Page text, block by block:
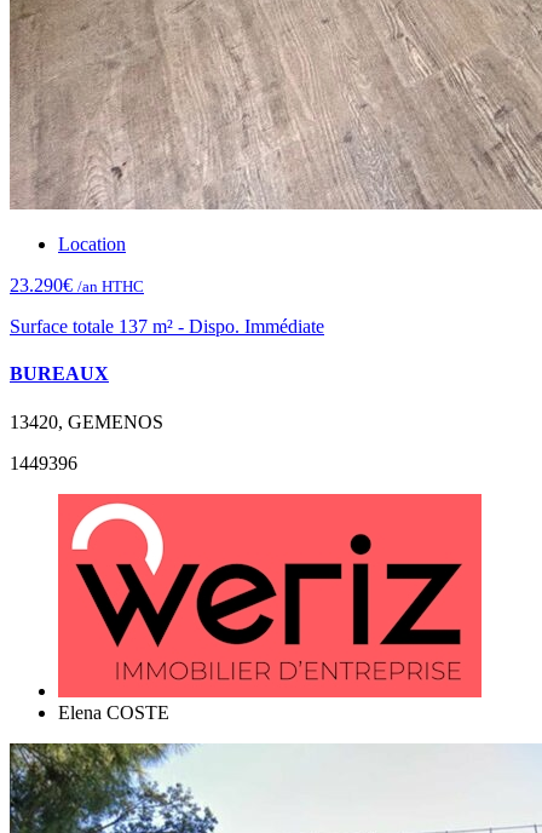
Location
23.290€ /an HTHC
Surface totale 137 m² - Dispo. Immédiate
BUREAUX
13420, GEMENOS
1449396
Elena COSTE